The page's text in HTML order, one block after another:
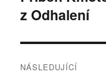
příspěvek
příspěvek:
z Odhalení
NÁSLEDUJÍCÍ